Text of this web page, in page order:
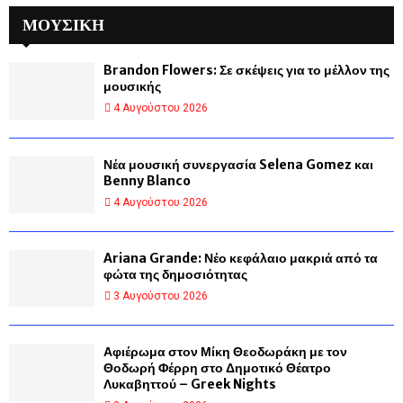
ΜΟΥΣΙΚΗ
Brandon Flowers: Σε σκέψεις για το μέλλον της
μουσικής
4 Αυγούστου 2026
Νέα μουσική συνεργασία Selena Gomez και
Benny Blanco
4 Αυγούστου 2026
Ariana Grande: Νέο κεφάλαιο μακριά από τα
φώτα της δημοσιότητας
3 Αυγούστου 2026
Αφιέρωμα στον Μίκη Θεοδωράκη με τον
Θοδωρή Φέρρη στο Δημοτικό Θέατρο
Λυκαβηττού – Greek Nights